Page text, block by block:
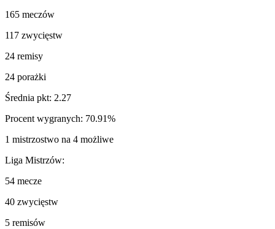
165 meczów
117 zwycięstw
24 remisy
24 porażki
Średnia pkt: 2.27
Procent wygranych: 70.91%
1 mistrzostwo na 4 możliwe
Liga Mistrzów:
54 mecze
40 zwycięstw
5 remisów